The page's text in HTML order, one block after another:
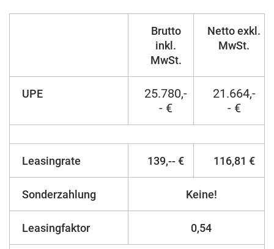
Brutto
inkl.
MwSt.
Netto exkl.
MwSt.
UPE
25.780,-
- €
21.664,-
- €
Leasingrate 139,-- € 116,81 €
Sonderzahlung Keine!
Leasingfaktor 0,54